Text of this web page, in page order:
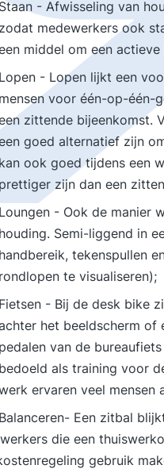
Staan - Afwisseling van
zodat medewerkers ook
middel om een
Lopen - Lopen lijkt een
mensen voor één-op-één-
zittende bijeenkomst.
goed alternatief zijn
kan ook goed tijdens een
prettiger zijn dan een
Loungen - Ook de manier
houding. Semi-liggend in
handbereik, tekenspullen
rondlopen te visualiseren);
Fietsen - Bij de desk bike
het beeldscherm
pedalen van de
bedoeld als training voor
ervaren veel mensen
Balanceren- Een zitbal
die een
gebruik